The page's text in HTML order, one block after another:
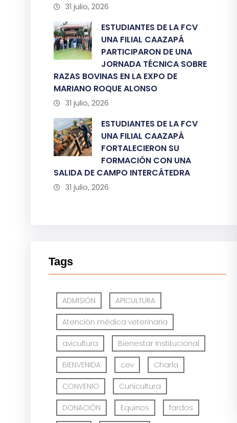
31 julio, 2026
ESTUDIANTES DE LA FCV
UNA FILIAL CAAZAPÁ
PARTICIPARON DE UNA
JORNADA TÉCNICA SOBRE
RAZAS BOVINAS EN LA EXPO DE
MARIANO ROQUE ALONSO
31 julio, 2026
ESTUDIANTES DE LA FCV
UNA FILIAL CAAZAPÁ
FORTALECIERON SU
FORMACIÓN CON UNA
SALIDA DE CAMPO INTERCÁTEDRA
31 julio, 2026
Tags
ADMISIÓN APICULTURA
Atención médica veterinaria
avicultura Bienestar Institucional
BIENVENIDA cev Charla
CONVENIO Cunicultura
DONACIÓN Equinos fardos